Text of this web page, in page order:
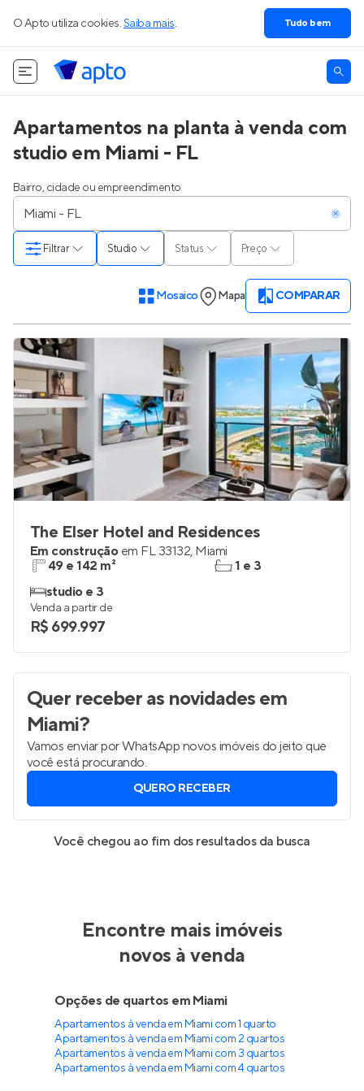
O Apto utiliza cookies. Saiba mais. Tudo bem
Apartamentos na planta à venda com
studio em Miami - FL
Bairro, cidade ou empreendimento
Studio Status Preço
Filtrar
Mosaico Mapa COMPARAR
The Elser Hotel and Residences
Em construção em FL 33132, Miami
49 e 142 m²
studio e 3
1 e 3
Venda a partir de
R$ 699.997
Quer receber as novidadesem
Miami?
Vamos enviar por WhatsApp novos imóveis do jeito que
você está procurando.
QUERO RECEBER
Você chegou ao fim dos resultados da busca
Encontre mais imóveis
novos à venda
Opções de quartos em Miami
Apartamentos à venda em Miami com 1 quarto
Apartamentos à venda em Miami com 2 quartos
Apartamentos à venda em Miami com 3 quartos
Apartamentos à venda em Miami com 4 quartos